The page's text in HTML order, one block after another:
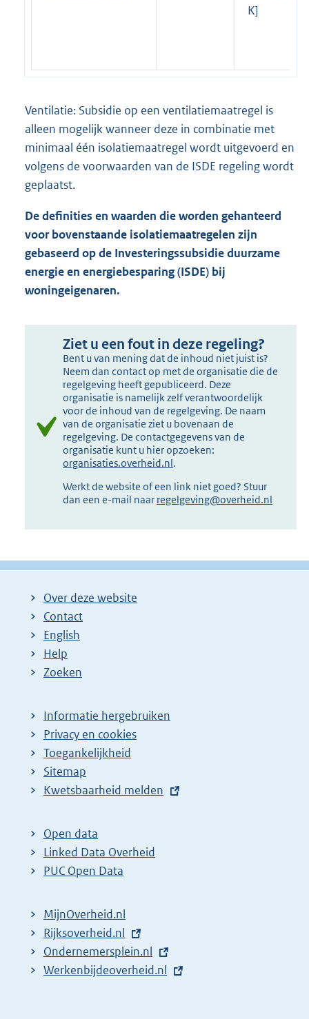
K]
Ventilatie: Subsidie op een ventilatiemaatregel is
alleen mogelijk wanneer deze in combinatie met
minimaal één isolatiemaatregel wordt uitgevoerd en
volgens de voorwaarden van de ISDE regeling wordt
geplaatst.
De definities en waarden die worden gehanteerd
voor bovenstaande isolatiemaatregelen zijn
gebaseerd op de Investeringssubsidie duurzame
energie en energiebesparing (ISDE) bij
woningeigenaren.
Ziet u een fout in deze regeling?
Bent u van mening dat de inhoud niet juist is?
Neem dan contact op met de organisatie die de
regelgeving heeft gepubliceerd. Deze
organisatie is namelijk zelf verantwoordelijk
voor de inhoud van de regelgeving. De naam
van de organisatie ziet u bovenaan de
regelgeving. De contactgegevens van de
organisatie kunt u hier opzoeken:
organisaties.overheid.nl.
Werkt de website of een link niet goed? Stuur
dan een e-mail naar regelgeving@overheid.nl
Over deze website
Contact
English
Help
Zoeken
Informatie hergebruiken
Privacy en cookies
Toegankelijkheid
Sitemap
E
t
e
r
l
i
n
k
Kwetsbaarheid melden
Open data
Linked Data Overheid
PUC Open Data
MijnOverheid.nl
E
x
t
Rijksoverheid.nl
E
x
Ondernemersplein.nl
E
Werkenbijdeoverheid.nl